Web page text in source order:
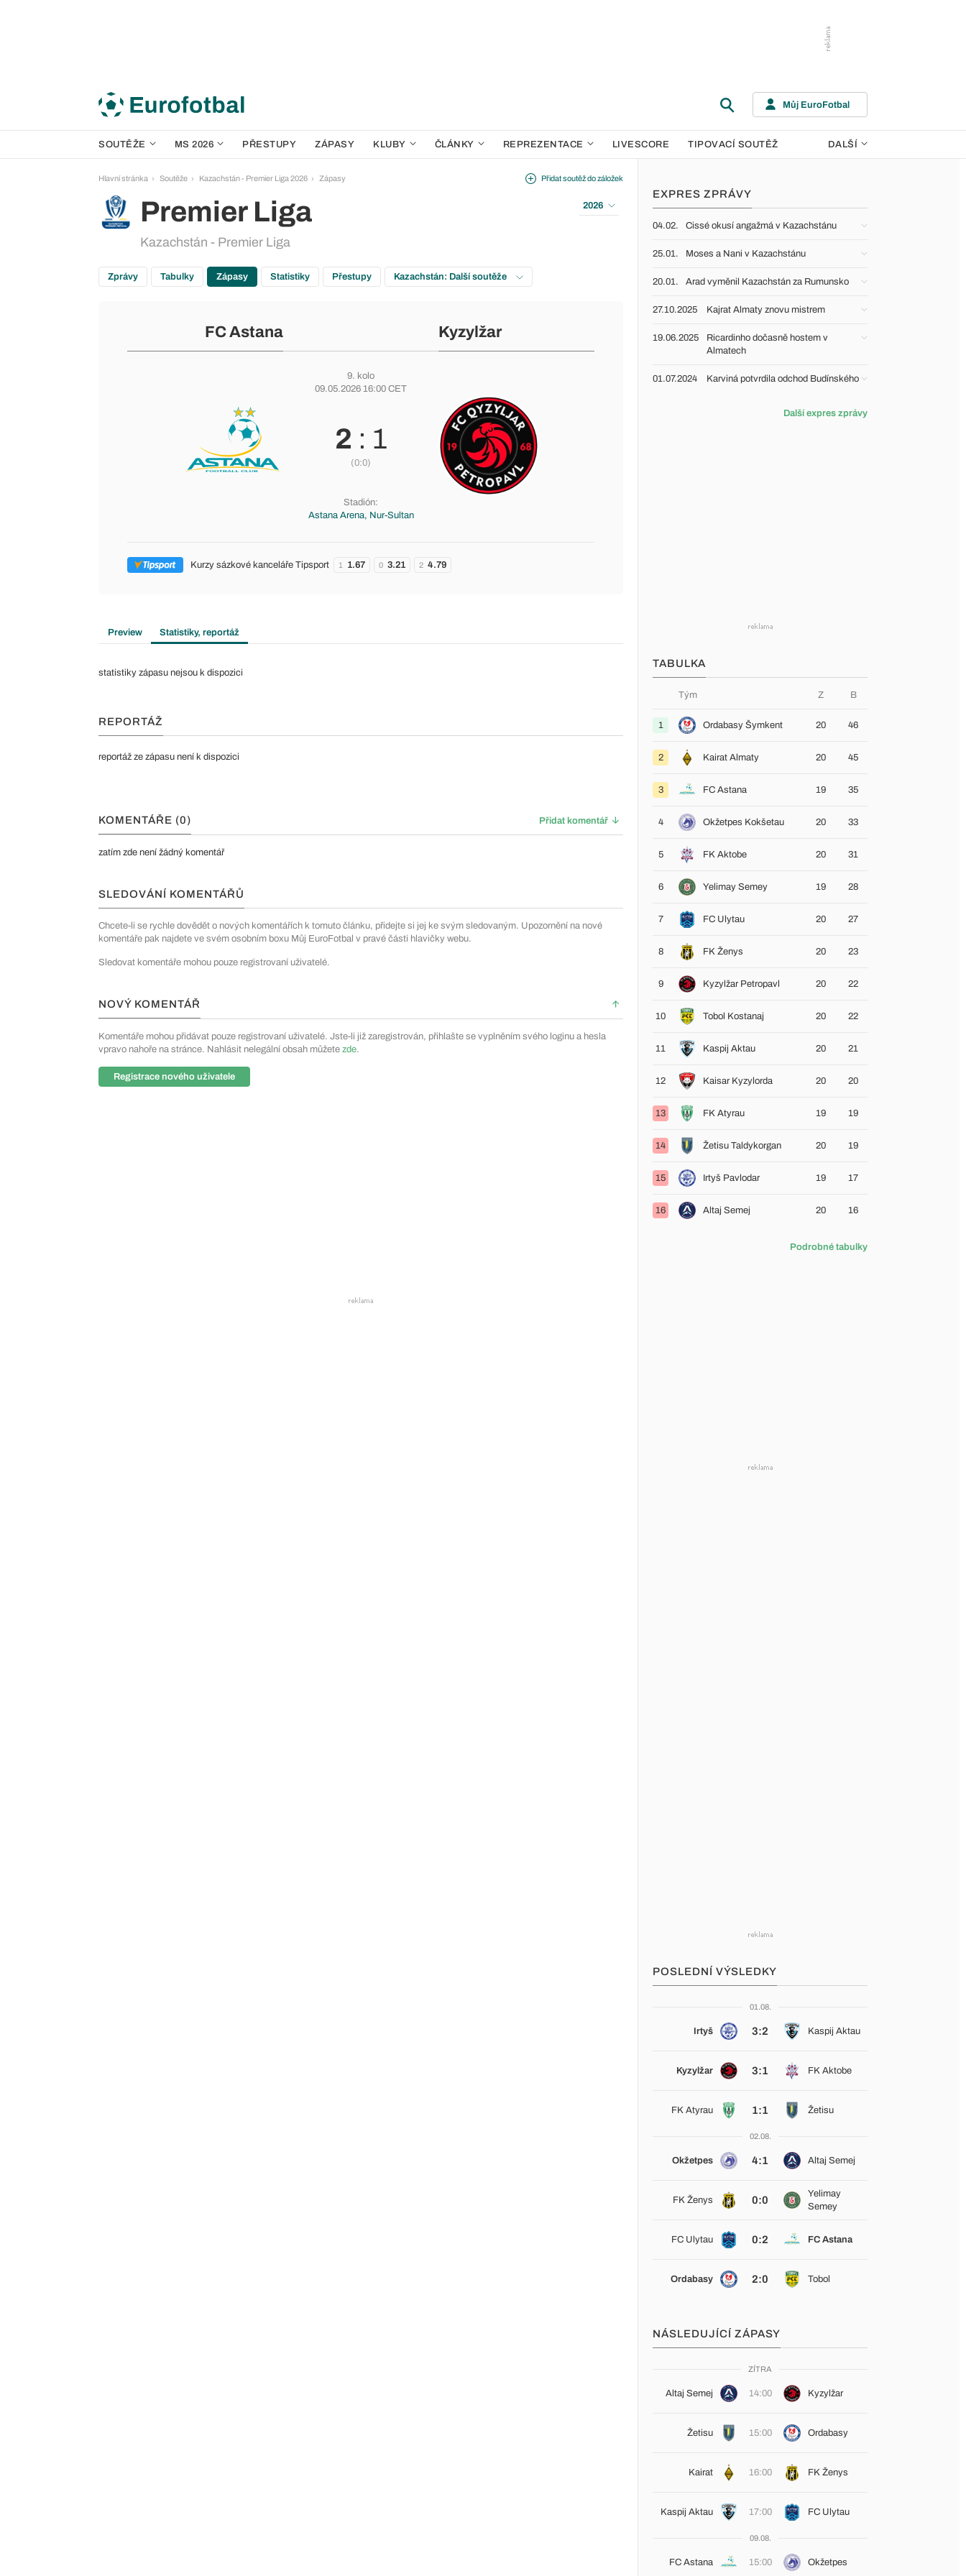
Můj EuroFotbal
SOUTĚŽE MS 2026 PŘESTUPY ZÁPASY KLUBY ČLÁNKY REPREZENTACE LIVESCORE TIPOVACÍ SOUTĚŽ DALŠÍ
Hlavní stránka Soutěže Kazachstán - Premier Liga 2026 Zápasy
Premier Liga
Kazachstán - Premier Liga
Přidat soutěž do záložek
2026
Zprávy Tabulky Zápasy Statistiky Přestupy Kazachstán: Další soutěže
FC Astana Kyzylžar
9. kolo
09.05.2026 16:00 CET
2 : 1
(0:0)
Stadión:
Astana Arena, Nur-Sultan
Kurzy sázkové kanceláře Tipsport 1 1.67 0 3.21 2 4.79
Preview Statistiky, reportáž
statistiky zápasu nejsou k dispozici
REPORTÁŽ
reportáž ze zápasu není k dispozici
KOMENTÁŘE (0) Přidat komentář
zatím zde není žádný komentář
SLEDOVÁNÍ KOMENTÁŘŮ
Chcete-li se rychle dovědět o nových komentářích k tomuto článku, přidejte si jej ke svým sledovaným. Upozornění na nové
komentáře pak najdete ve svém osobním boxu Můj EuroFotbal v pravé části hlavičky webu.
Sledovat komentáře mohou pouze registrovaní uživatelé.
NOVÝ KOMENTÁŘ
Komentáře mohou přidávat pouze registrovaní uživatelé. Jste-li již zaregistrován, přihlašte se vyplněním svého loginu a hesla
vpravo nahoře na stránce. Nahlásit nelegální obsah můžete zde.
Registrace nového uživatele
EXPRES ZPRÁVY
04.02. Cissé okusí angažmá v Kazachstánu
25.01. Moses a Nani v Kazachstánu
20.01. Arad vyměnil Kazachstán za Rumunsko
27.10.2025 Kajrat Almaty znovu mistrem
19.06.2025
Ricardinho dočasně hostem v
Almatech
01.07.2024 Karviná potvrdila odchod Budínského
Další expres zprávy
TABULKA
Tým Z B
1 Ordabasy Šymkent 20 46
2 Kairat Almaty 20 45
3 FC Astana 19 35
4 Okžetpes Kokšetau 20 33
5 FK Aktobe 20 31
6 Yelimay Semey 19 28
7 FC Ulytau 20 27
8 FK Ženys 20 23
9 Kyzylžar Petropavl 20 22
10 Tobol Kostanaj 20 22
11 Kaspij Aktau 20 21
12 Kaisar Kyzylorda 20 20
13 FK Atyrau 19 19
14 Žetisu Taldykorgan 20 19
15 Irtyš Pavlodar 19 17
16 Altaj Semej 20 16
Podrobné tabulky
POSLEDNÍ VÝSLEDKY
01.08.
Irtyš 3:2 Kaspij Aktau
Kyzylžar 3:1 FK Aktobe
FK Atyrau 1:1 Žetisu
02.08.
Okžetpes 4:1 Altaj Semej
FK Ženys 0:0
Yelimay
Semey
FC Ulytau 0:2 FC Astana
Ordabasy 2:0 Tobol
NÁSLEDUJÍCÍ ZÁPASY
ZÍTRA
Altaj Semej 14:00 Kyzylžar
Žetisu 15:00 Ordabasy
Kairat 16:00 FK Ženys
Kaspij Aktau 17:00 FC Ulytau
09.08.
FC Astana 15:00 Okžetpes